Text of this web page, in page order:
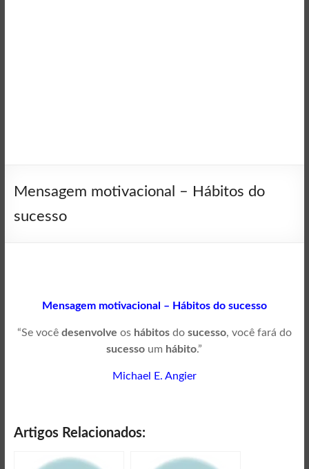
Mensagem motivacional – Hábitos do
sucesso
Mensagem motivacional – Hábitos do sucesso
“Se você desenvolve os hábitos do sucesso, você fará do
sucesso um hábito.”
Michael E. Angier
Artigos Relacionados: